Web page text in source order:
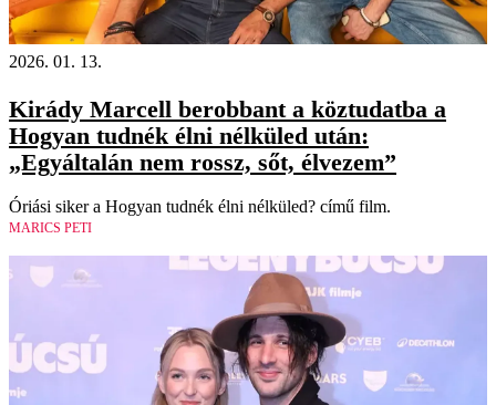
2026. 01. 13.
Kirády Marcell berobbant a köztudatba a
Hogyan tudnék élni nélküled után:
„Egyáltalán nem rossz, sőt, élvezem”
Óriási siker a Hogyan tudnék élni nélküled? című film.
MARICS PETI